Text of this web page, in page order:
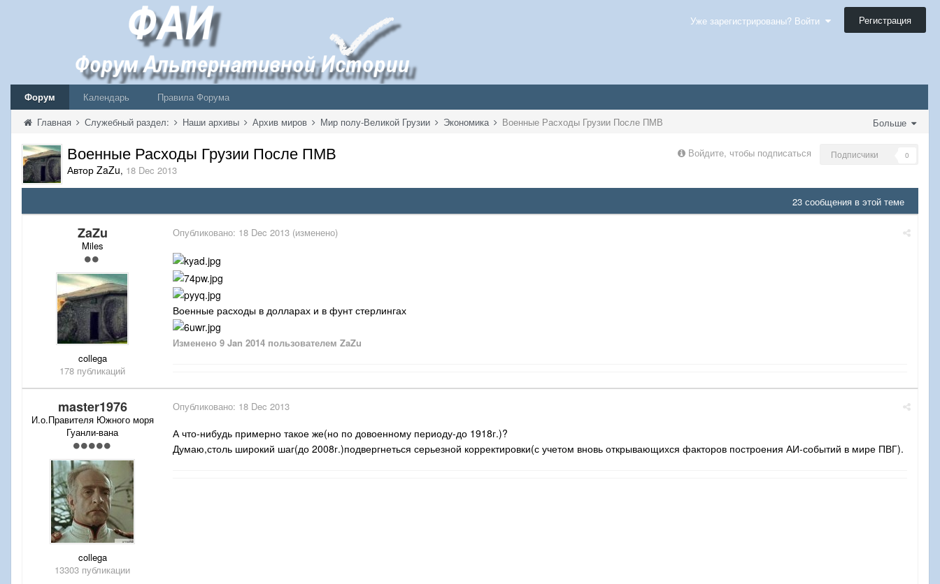
Уже зарегистрированы? Войти Регистрация
Форум Календарь
Правила Форума
Больше
Главная Служебный раздел: Наши архивы Архив миров Мир полу-Великой Грузии Экономика Военные Расходы Грузии После ПМВ
Войдите, чтобы подписаться Подписчики 0
Военные Расходы Грузии После ПМВ
Автор ZaZu, 18 Dec 2013
23 сообщения в этой теме
ZaZu
Miles
collega
178 публикаций
Опубликовано: 18 Dec 2013 (изменено)
Военные расходы в долларах и в фунт стерлингах
Изменено 9 Jan 2014 пользователем ZaZu
master1976
И.о.Правителя Южного моря
Гуанли-вана
collega
13303 публикации
Опубликовано: 18 Dec 2013
А что-нибудь примерно такое же(но по довоенному периоду-до 1918г.)?
Думаю,столь широкий шаг(до 2008г.)подвергнеться серьезной корректировки(с учетом вновь открывающихся факторов построения АИ-событий в мире ПВГ).